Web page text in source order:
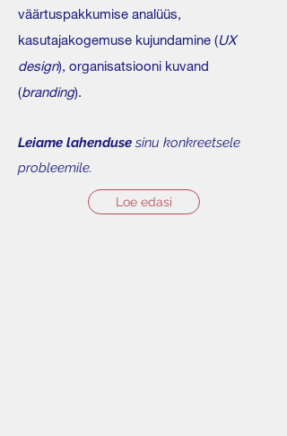
väärtuspakkumise analüüs,
kasutajakogemuse kujundamine (UX
design), organisatsiooni kuvand
(branding).
Leiame lahenduse sinu konkreetsele
probleemile.
Loe edasi